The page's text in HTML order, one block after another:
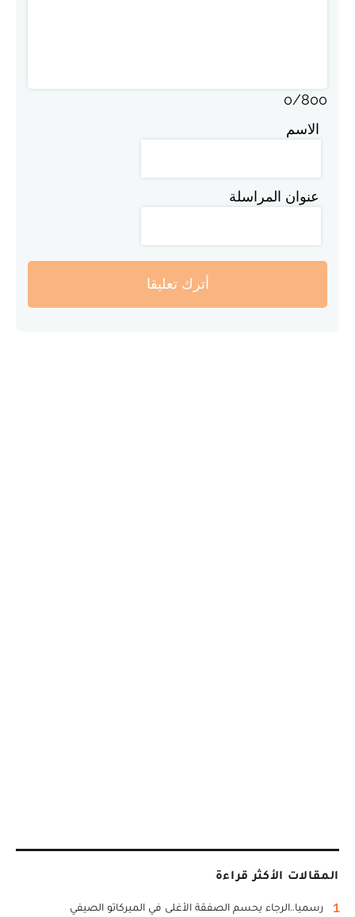
0/800
الاسم
عنوان المراسلة
أترك تعليقا
المقالات الأكثر قراءة
1 رسميا..الرجاء يحسم الصفقة الأغلى في الميركاتو الصيفي